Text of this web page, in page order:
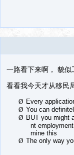
一路看下来啊， 貌似
看看我今天才从移民
Ø Every
Ø You can
Ø BUT you might
nt
mine this
Ø The only way